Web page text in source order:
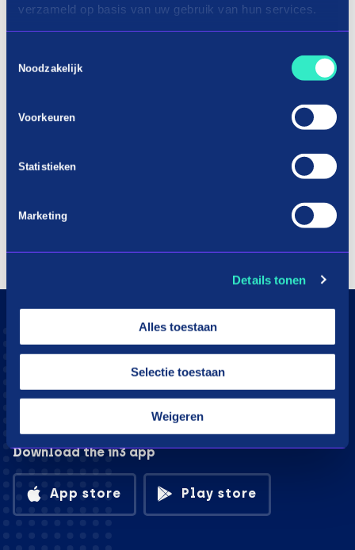
verzameld op basis van uw gebruik van hun services.
Noodzakelijk
Voorkeuren
Statistieken
Marketing
Details tonen
Alles toestaan
Selectie toestaan
Weigeren
Download the in3 app
App store Play store